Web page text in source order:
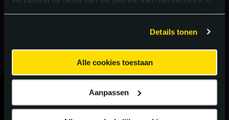
gaat akkoord met onze cookies als u onze website blijft
Details tonen
Alle cookies toestaan
Aanpassen